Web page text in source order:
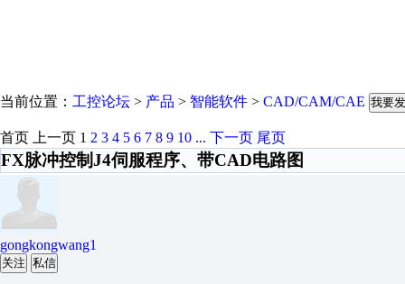
当前位置： 工控论坛 > 产品 > 智能软件 > CAD/CAM/CAE 我要
首页 上一页 1 2 3 4 5 6 7 8 9 10 ... 下一页 尾页
FX脉冲控制J4伺服程序、带CAD电路图
gongkongwang1
关注 私信